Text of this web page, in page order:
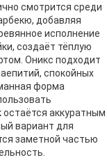
смотрится среди
добавляя
исполнение
создаёт тёплую
Оникс подходит
спокойных
форма
аккуратным
вариант для
заметной частью